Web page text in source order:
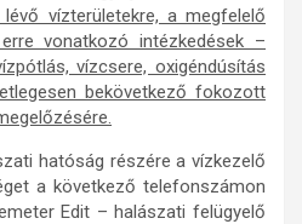
lévő vízterületekre, a megfelelő
vonatkozó intézkedések –
vízcsere, oxigéndúsítás
bekövetkező fokozott
hatóság részére a vízkezelő
a következő telefonszámon
Edit – halászati felügyelő